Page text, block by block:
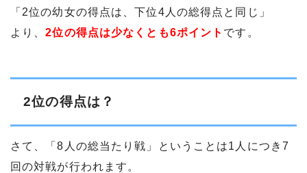
「2位の幼女の得点は、下位4人の総得点と同じ」
より、2位の得点は少なくとも6ポイント です。
2位の得点は？
さて、「8人の総当たり戦」ということは1人につき7
回の対戦が行われます。